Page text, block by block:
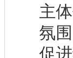
主
氛
促